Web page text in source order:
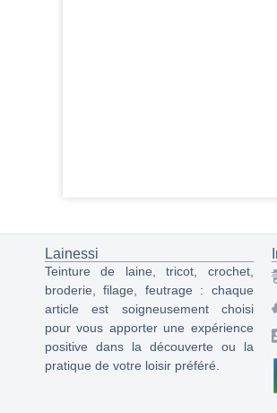
Lainessi
Teinture de laine, tricot, crochet,
broderie, filage, feutrage : chaque
article est soigneusement choisi
pour vous apporter une expérience
positive dans la découverte ou la
pratique de votre loisir préféré.